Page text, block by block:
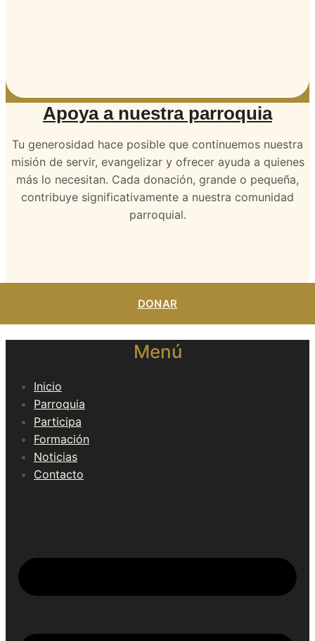
Apoya a nuestra parroquia
Tu generosidad hace posible que continuemos nuestra
misión de servir, evangelizar y ofrecer ayuda a quienes
más lo necesitan. Cada donación, grande o pequeña,
contribuye significativamente a nuestra comunidad
parroquial.
DONAR
Menú
Inicio
Parroquia
Participa
Formación
Noticias
Contacto